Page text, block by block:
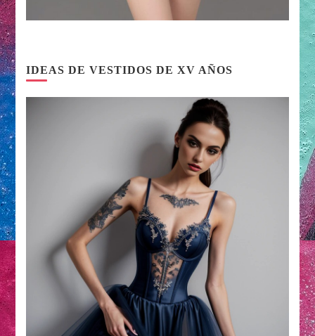
IDEAS DE VESTIDOS DE XV AÑOS